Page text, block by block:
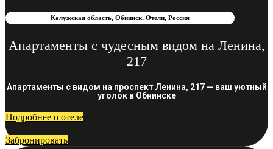
Калужская область, Обнинск, Отели, Россия
Апартаменты с чудесным видом на Ленина,
217
Апартаменты с видом на проспект Ленина, 217 — ваш уютный
уголок в Обнинске
Подробнее о отеле
Забронировать